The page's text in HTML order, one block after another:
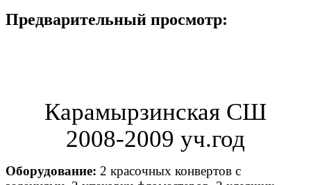
Предварительный просмотр:
Карамырзинская СШ
2008-2009 уч.год
Оборудование: 2 красочных конвертов с